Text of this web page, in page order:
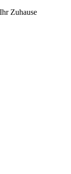
Zuhause